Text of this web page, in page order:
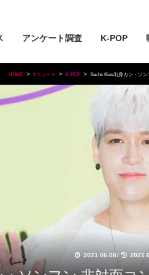
アンケート調査 K-POP
HOME Kニュース K-POP Sechs Kies出身カン・ソ
2021.06.08/